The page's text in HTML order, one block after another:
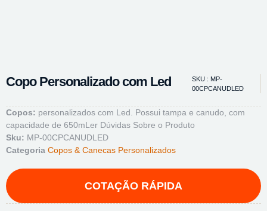
Copo Personalizado com Led
SKU : MP-
00CPCANUDLED
Copos: personalizados com Led. Possui tampa e canudo, com
capacidade de 650mLer Dúvidas Sobre o Produto
Sku: MP-00CPCANUDLED
Categoria Copos & Canecas Personalizados